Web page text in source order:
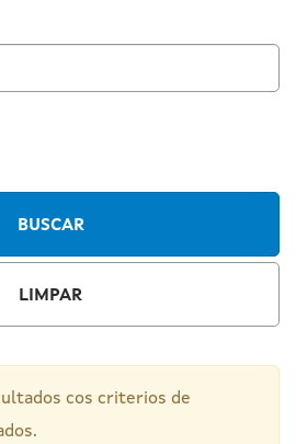
BUSCAR
LIMPAR
cos criterios de